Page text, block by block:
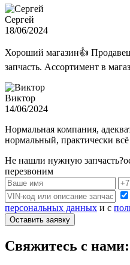
Сергей
18/06/2024
Хороший магазин👍
запчасть. Ассортимент в
Виктор
14/06/2024
Нормальная компания,
нормальный, практически
Не нашли нужную запчасть?
перезвоним
персональных данных и с
Оставить заявку
Свяжитесь с нами: